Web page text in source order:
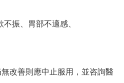
振、胃部不適感、
改善則應中止服用，並咨詢醫